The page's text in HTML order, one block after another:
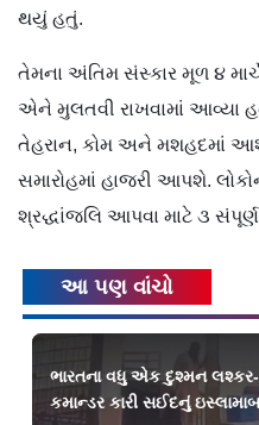
થયું હતું.
તેમના અંતિમ સંસ્કાર મૂળ ૪
એને મુલતવી રાખવામાં આવ્યા
તેહરાન, કોમ અને મશહદમાં
સમારોહમાં હાજરી આપશે.
શ્રદ્ધાંજલિ આપવા માટે ૩
આ પણ વાંચો
ભારતના વધુ એક દુશ્મન
કમાન્ડર કારી સઈદનું